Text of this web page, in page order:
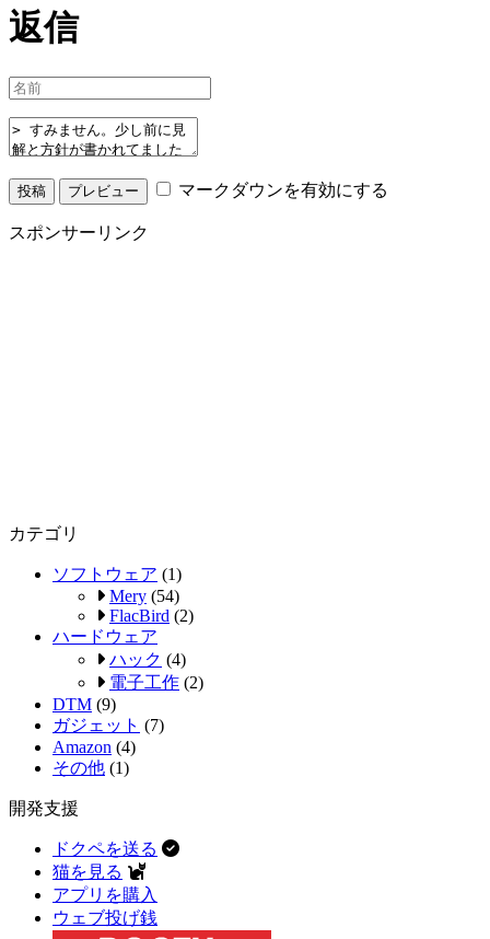
返信
マークダウンを有効にする
スポンサーリンク
カテゴリ
ソフトウェア (1)
Mery (54)
FlacBird (2)
ハードウェア
ハック (4)
電子工作 (2)
DTM (9)
ガジェット (7)
Amazon (4)
その他 (1)
開発支援
ドクペを送る
猫を見る
アプリを購入
ウェブ投げ銭